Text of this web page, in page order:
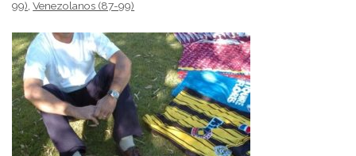
99) ,Venezolanos (87-99)